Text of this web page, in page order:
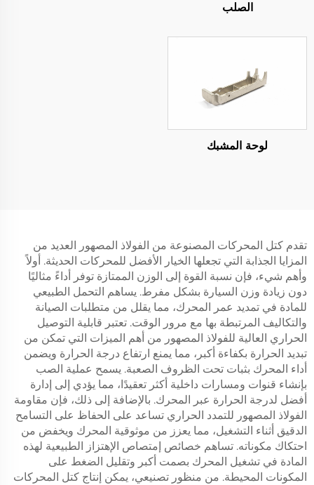
الصلب
لوحة المشبك
تقدم كتل المحركات المصنوعة من الفولاذ المصهور العديد من
المزايا الجذابة التي تجعلها الخيار الأفضل للمحركات الحديثة. أولاً
وأهم شيء، فإن نسبة القوة إلى الوزن الممتازة توفر أداءً مثاليًا
دون زيادة وزن السيارة بشكل مفرط. يساهم التحمل الطبيعي
للمادة في تمديد عمر المحرك، مما يقلل من متطلبات الصيانة
والتكاليف المرتبطة بها مع مرور الوقت. تعتبر قابلية التوصيل
الحراري العالية للفولاذ المصهور من أهم الميزات التي تمكن من
تبديد الحرارة بكفاءة أكبر، مما يمنع ارتفاع درجة الحرارة ويضمن
أداء المحرك بثبات تحت الظروف الصعبة. يسمح عملية الصب
بإنشاء قنوات ومسارات داخلية أكثر تعقيدًا، مما يؤدي إلى إدارة
أفضل لدرجة الحرارة عبر المحرك. بالإضافة إلى ذلك، فإن مقاومة
الفولاذ المصهور للتمدد الحراري تساعد على الحفاظ على التسامح
الدقيق أثناء التشغيل، مما يعزز من موثوقية المحرك ويخفض من
احتكاك مكوناته. تساهم خصائص إمتصاص الإهتزاز الطبيعية لهذه
المادة في تشغيل المحرك بصمت أكبر وتقليل الضغط على
المكونات المحيطة. من منظور تصنيعي، يمكن إنتاج كتل المحركات